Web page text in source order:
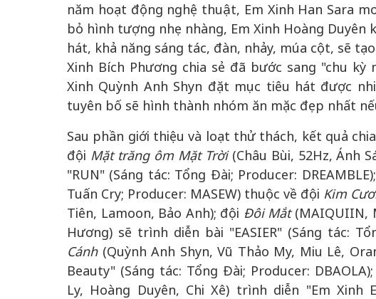
năm hoạt động nghệ thuật, Em Xinh Han Sara
bỏ hình tượng nhẹ nhàng, Em Xinh Hoàng Duyên
hát, khả năng sáng tác, đàn, nhảy, múa cột, sẽ tạo
Xinh Bích Phương chia sẻ đã bước sang "chu kỳ
Xinh Quỳnh Anh Shyn đặt mục tiêu hát được
tuyên bố sẽ hình thành nhóm ăn mặc đẹp nhất
Sau phần giới thiệu và loạt thử thách, kết quả
đội Mặt trăng ôm Mặt Trời(Châu Bùi, 52Hz, Ánh
"RUN" (Sáng tác: Tổng Đài; Producer:
Tuấn Cry; Producer: MASEW) thuộc về đội Kim
Tiên, Lamoon, Bảo Anh); đội Đôi Mắt(MAIQUIIN,
Hương) sẽ trình diễn bài "EASIER" (Sáng tác:
Cánh(Quỳnh Anh Shyn, Vũ Thảo My, Miu Lê,
Beauty" (Sáng tác: Tổng Đài; Producer:
Ly, Hoàng Duyên, Chi Xê) trình diễn "Em Xinh